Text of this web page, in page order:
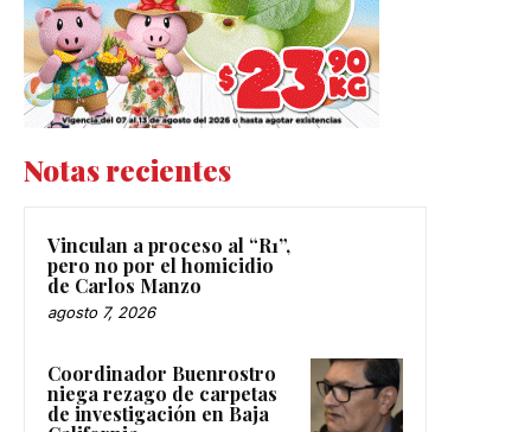
Notas recientes
Vinculan a proceso al “R1”,
pero no por el homicidio
de Carlos Manzo
agosto 7, 2026
Coordinador Buenrostro
niega rezago de carpetas
de investigación en Baja